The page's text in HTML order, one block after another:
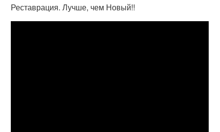
Реставрация. Лучше, чем Новый!!